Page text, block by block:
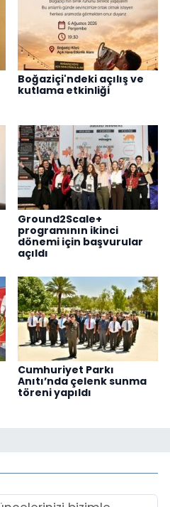
Boğaziçi'ndeki açılış ve
kutlama etkinliği
Ground2Scale+
programının ikinci
dönemi için başvurular
açıldı
Cumhuriyet Parkı
Anıtı’nda çelenk sunma
töreni yapıldı